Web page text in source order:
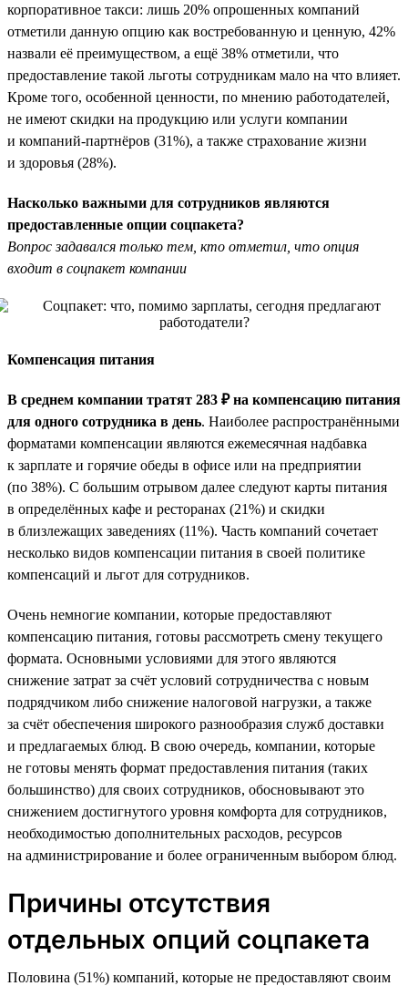
корпоративное такси: лишь 20% опрошенных компаний
отметили данную опцию как востребованную и ценную, 42%
назвали её преимуществом, а ещё 38% отметили, что
предоставление такой льготы сотрудникам мало на что влияет.
Кроме того, особенной ценности, по мнению работодателей,
не имеют скидки на продукцию или услуги компании
и компаний-партнёров (31%), а также страхование жизни
и здоровья (28%).
Насколько важными для сотрудников являются
предоставленные опции соцпакета?
Вопрос задавался только тем, кто отметил, что опция
входит в соцпакет компании
Компенсация питания
В среднем компании тратят 283 ₽ на компенсацию питания
для одного сотрудника в день. Наиболее распространёнными
форматами компенсации являются ежемесячная надбавка
к зарплате и горячие обеды в офисе или на предприятии
(по 38%). С большим отрывом далее следуют карты питания
в определённых кафе и ресторанах (21%) и скидки
в близлежащих заведениях (11%). Часть компаний сочетает
несколько видов компенсации питания в своей политике
компенсаций и льгот для сотрудников.
Очень немногие компании, которые предоставляют
компенсацию питания, готовы рассмотреть смену текущего
формата. Основными условиями для этого являются
снижение затрат за счёт условий сотрудничества с новым
подрядчиком либо снижение налоговой нагрузки, а также
за счёт обеспечения широкого разнообразия служб доставки
и предлагаемых блюд. В свою очередь, компании, которые
не готовы менять формат предоставления питания (таких
большинство) для своих сотрудников, обосновывают это
снижением достигнутого уровня комфорта для сотрудников,
необходимостью дополнительных расходов, ресурсов
на администрирование и более ограниченным выбором блюд.
Причины отсутствия
отдельных опций соцпакета
Половина (51%) компаний, которые не предоставляют своим